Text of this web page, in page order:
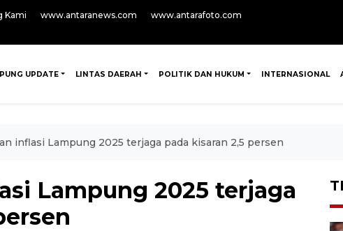
Kami www.antaranews.com
www.antarafoto.com
UPDATE LINTAS DAERAH POLITIK DAN HUKUM INTERNASIONAL
inflasi Lampung 2025 terjaga pada kisaran 2,5 persen
Lampung 2025 terjaga